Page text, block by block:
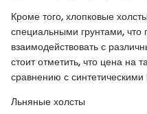
Кроме того, хлопковые
специальными грунтами, что
взаимодействовать с
стоит отметить, что цена на
сравнению с
Льняные холсты